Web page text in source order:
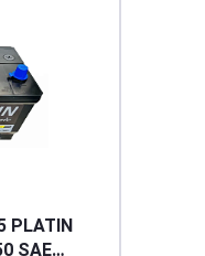
PLATIN
SAE